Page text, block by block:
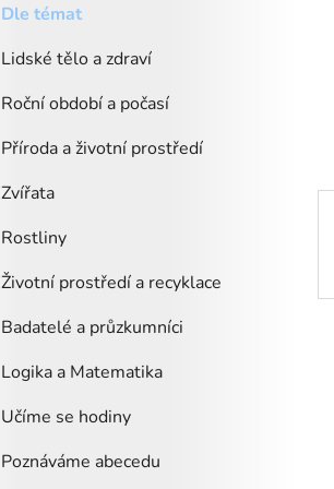
Dle témat
Lidské tělo a zdraví
Roční období a počasí
Příroda a životní prostředí
Zvířata
Rostliny
Životní prostředí a recyklace
Badatelé a průzkumníci
Logika a Matematika
Učíme se hodiny
Poznáváme abecedu